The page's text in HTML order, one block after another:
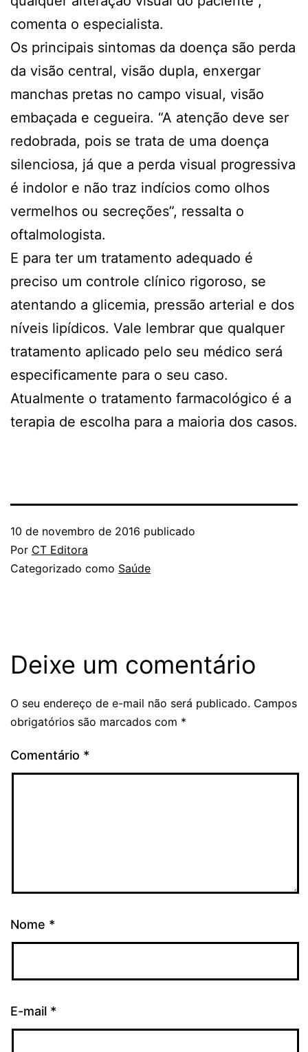
comenta o especialista.
Os principais sintomas da doença são perda
da visão central, visão dupla, enxergar
manchas pretas no campo visual, visão
embaçada e cegueira. “A atenção deve ser
redobrada, pois se trata de uma doença
silenciosa, já que a perda visual progressiva
é indolor e não traz indícios como olhos
vermelhos ou secreções”, ressalta o
oftalmologista.
E para ter um tratamento adequado é
preciso um controle clínico rigoroso, se
atentando a glicemia, pressão arterial e dos
níveis lipídicos. Vale lembrar que qualquer
tratamento aplicado pelo seu médico será
especificamente para o seu caso.
Atualmente o tratamento farmacológico é a
terapia de escolha para a maioria dos casos.
10 de novembro de 2016 publicado
Por CT Editora
Categorizado como Saúde
Deixe um comentário
O seu endereço de e-mail não será publicado. Campos
obrigatórios são marcados com *
Comentário *
Nome *
E-mail *